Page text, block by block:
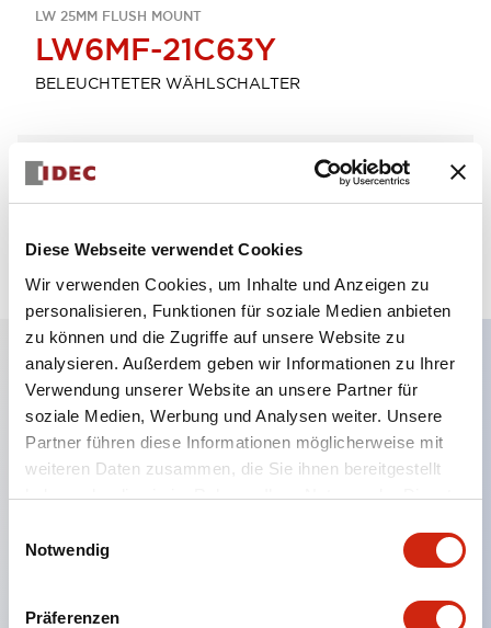
Diese Webseite verwendet Cookies
Wir verwenden Cookies, um Inhalte und Anzeigen zu
personalisieren, Funktionen für soziale Medien anbieten
zu können und die Zugriffe auf unsere Website zu
analysieren. Außerdem geben wir Informationen zu Ihrer
Verwendung unserer Website an unsere Partner für
soziale Medien, Werbung und Analysen weiter. Unsere
Partner führen diese Informationen möglicherweise mit
weiteren Daten zusammen, die Sie ihnen bereitgestellt
haben oder die sie im Rahmen Ihrer Nutzung der Dienste
Notwendig
Präferenzen
LW 25MM FLUSH MOUNT
LW6MF-21C63Y
BELEUCHTETER WÄHLSCHALTER
Menge auswählen
zum Zitat hinzufügen
Hauptmerkmale
Mehrfachbefestigung möglich
Schutzart IP65 (IEC60529)